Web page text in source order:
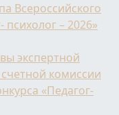
Всероссийского
психолог – 2026»
экспертной
комиссии
«Педагог-